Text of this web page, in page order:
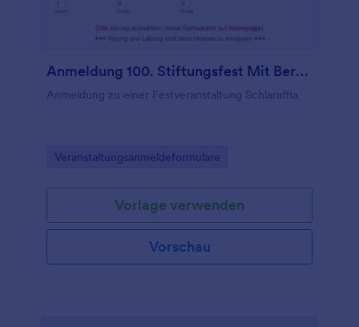
Anmeldung 100. Stiftungsfest Mit Berechnung
Anmeldung zu einer Festveranstaltung Schlaraffia
Go to Category:
Veranstaltungsanmeldeformulare
Vorlage verwenden
Vorschau